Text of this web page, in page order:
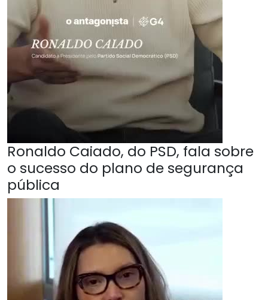
Ronaldo Caiado, do PSD, fala sobre
o sucesso do plano de segurança
pública